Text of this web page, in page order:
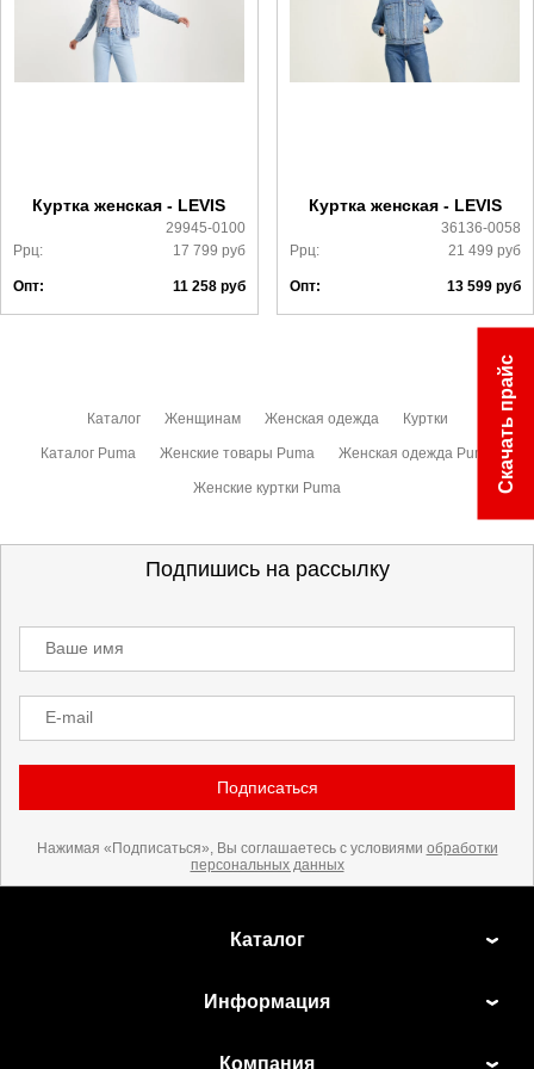
Самовывоз в Москве.
Доставка по России всеми транспортными ТК, а также с
Почтой Росии и СДЭК.
Куртка женская - LEVIS
29945-0100
Ррц:
17 799 руб
Опт: 11 258руб
Куртка женская - LEVIS
36136-0058
Ррц:
21 499 руб
Опт: 13 599 руб
Каталог Женщинам Женская одежда Куртки
Каталог Puma Женские товары Puma Женская одежда Puma
Женские куртки Puma
Подпишись на рассылку
Ваше имя
E-mail
Подписаться
Нажимая «Подписаться», Вы соглашаетесь с условиями обработки
персональных данных
Каталог
Информация
Компания
Скачать прайс